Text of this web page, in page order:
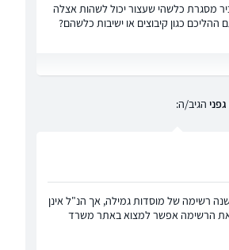
מסגרת כלשהי שעצור יכול לשהות אצלה
כגון קיבוצים או ישיבות כלשהם?
הגיב/ה:
רשימה של מוסדות גמילה, אך הנ"ל אינן
את הרשימה אפשר למצוא באתר משרד